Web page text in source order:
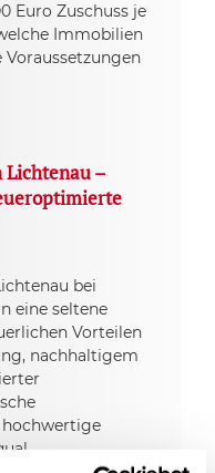
Euro Zuschuss je
Immobilien
Lichtenau –
bei
eine seltene
Vorteilen
nachhaltigem
hochwertige